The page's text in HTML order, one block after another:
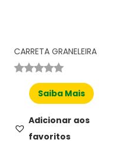
CARRETA GRANELEIRA
Saiba Mais
Adicionar aos
favoritos